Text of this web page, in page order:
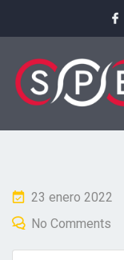
Posted
on
23 enero 2022
No Comments